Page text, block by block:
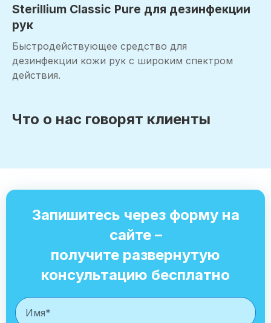
Sterillium Classic Pure для дезинфекции
рук
Быстродействующее средство для
дезинфекции кожи рук с широким спектром
действия.
Что о нас говорят клиенты
Запишитесь через форму на
сайте –
получите развернутую
консультацию бесплатно